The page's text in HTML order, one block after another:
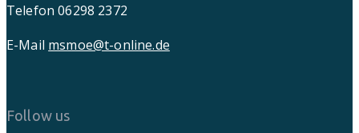
Telefon 06298 2372
E-Mail msmoe@t-online.de
Follow us